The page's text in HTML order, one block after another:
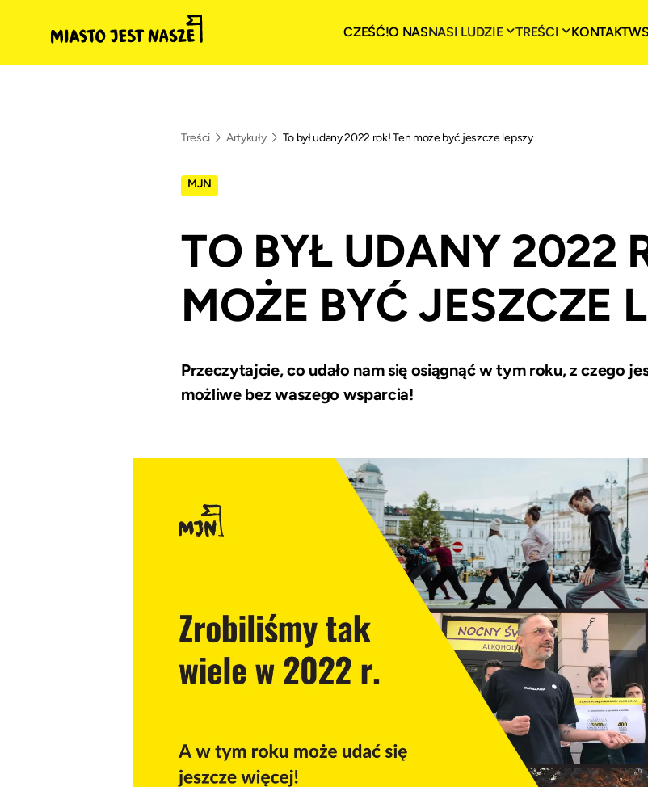
CZEŚĆ!O NASNASI LUDZIE TREŚCI KONTAKT
Treści Artykuły To był udany 2022 rok! Ten może być jeszcze lepszy
MJN
TO BYŁ UDANY 2022
MOŻE BYĆ JESZCZE
Przeczytajcie, co udało nam się osiągnąć w tym roku, z czego
możliwe bez waszego wsparcia!